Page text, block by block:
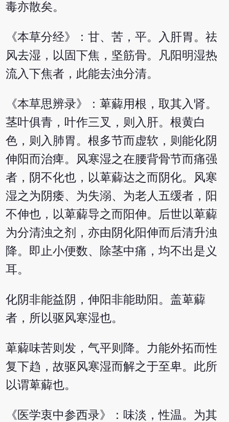
毒亦散矣。
《本草分经》：甘、苦，平。入肝胃。祛
风去湿，以固下焦，坚筋骨。凡阳明湿热
流入下焦者，此能去浊分清。
《本草思辨录》：萆薢用根，取其入肾。
茎叶俱青，叶作三叉，则入肝。根黄白
色，则入肺胃。根多节而虚软，则能化阴
伸阳而治痺。风寒湿之在腰背骨节而痛强
者，阴不化也，以萆薢达之而阴化。风寒
湿之为阴痿、为失溺、为老人五缓者，阳
不伸也，以萆薢导之而阳伸。后世以萆薢
为分清浊之剂，亦由阴化阳伸而后清升浊
降。即止小便数、除茎中痛，均不出是义
耳。
化阴非能益阴，伸阳非能助阳。盖萆薢
者，所以驱风寒湿也。
萆薢味苦则发，气平则降。力能外拓而性
复下趋，故驱风寒湿而解之于至卑。此所
以谓萆薢也。
《医学衷中参西录》：味淡，性温。为其